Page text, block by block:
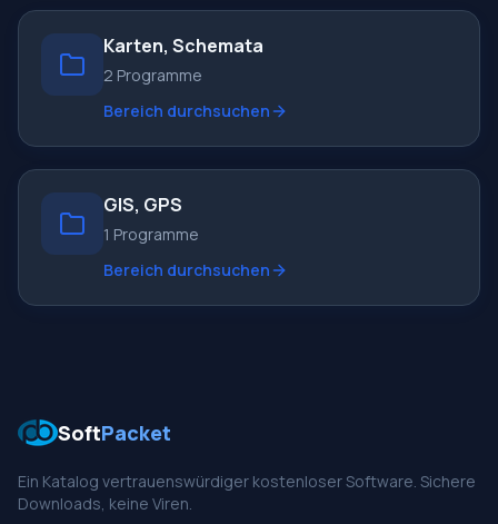
Karten, Schemata
2 Programme
Bereich durchsuchen
GIS, GPS
1 Programme
Bereich durchsuchen
SoftPacket
Ein Katalog vertrauenswürdiger kostenloser Software. Sichere
Downloads, keine Viren.